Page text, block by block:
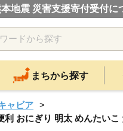
地震 災害支援寄付受付に
まちから探す
ャビア
おにぎり 明太 めんたい